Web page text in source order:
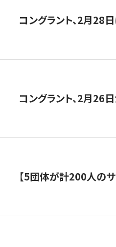
コングラント、2月28
コングラント、2月26
【5団体が計200人の